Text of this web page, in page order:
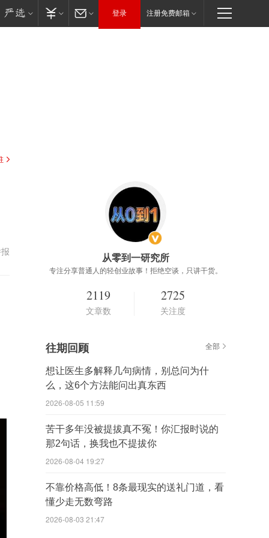
登录 注册免费邮箱
从零到一研究所
专注分享普通人的轻创业故事！拒绝空谈，只讲干货。
2119
文章数
2725
关注度
往期回顾 全部
想让医生多解释几句病情，别总问为什
么，这6个方法能问出真东西
2026-08-05 11:59
苦干多年没被提拔真不冤！你汇报时说的
那2句话，换我也不提拔你
2026-08-04 19:27
不靠价格高低！8条最现实的送礼门道，看
懂少走无数弯路
2026-08-03 21:47